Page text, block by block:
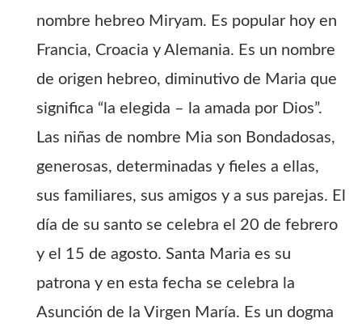
nombre hebreo Miryam. Es popular hoy en
Francia, Croacia y Alemania. Es un nombre
de origen hebreo, diminutivo de Maria que
significa “la elegida – la amada por Dios”.
Las niñas de nombre Mia son Bondadosas,
generosas, determinadas y fieles a ellas,
sus familiares, sus amigos y a sus parejas. El
día de su santo se celebra el 20 de febrero
y el 15 de agosto. Santa Maria es su
patrona y en esta fecha se celebra la
Asunción de la Virgen María. Es un dogma